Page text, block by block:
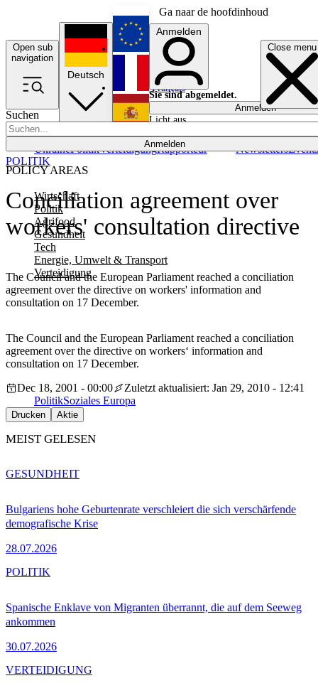
Ga naar de hoofdinhoud
Open sub
navigation
Close menu
Suchen
Anmelden
POLICY AREAS
Wirtschaft
Politik
Agrifood
Gesundheit
Tech
Energie, Umwelt & Transport
Verteidigung
UkrainePolitikVerteidigungRapporteur NewslettersEvents
Deutsch
English
Français
Anmelden
Sie sind abgemeldet.
Anmelden
Licht aus
Conciliation agreement over
workers' consultation directive
The Council and the European Parliament reached a conciliation
agreement over the directive on workers' information and
consultation on 17 December.
POLITIK
The Council and the European Parliament reached a conciliation
agreement over the directive on workers‘ information and
consultation on 17 December.
Dec 18, 2001 - 00:00
Zuletzt aktualisiert: Jan 29, 2010 - 12:41
PolitikSoziales Europa
Drucken Aktie
MEIST GELESEN
Bulgariens hohe Geburtenrate verschleiert die sich verschärfende
demografische Krise
28.07.2026
GESUNDHEIT
Spanische Enklave von Migranten überrannt, die auf dem Seeweg
ankommen
30.07.2026
POLITIK
VERTEIDIGUNG